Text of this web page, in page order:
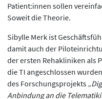
Patient:innen sollen
Soweit die Theorie.
Sibylle Merk ist
damit auch der
der ersten Rehakliniken als
die TI angeschlossen
des Forschungsprojekts „
Anbindung an die